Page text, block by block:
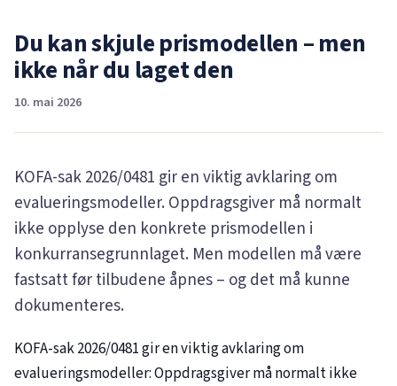
Du kan skjule prismodellen – men
ikke når du laget den
10. mai 2026
KOFA-sak2026/0481 gir en viktig avklaring om
evalueringsmodeller. Oppdragsgiver må normalt
ikke opplyse den konkrete prismodellen i
konkurransegrunnlaget. Men modellen må være
fastsatt før tilbudene åpnes – og det må kunne
dokumenteres.
KOFA-sak2026/0481gir en viktig avklaring om
evalueringsmodeller: Oppdragsgiver må normalt ikke